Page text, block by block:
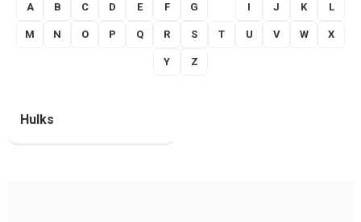
A B C D E F G I J K L
M N O P Q R S T U V W X
Y Z
Hulks